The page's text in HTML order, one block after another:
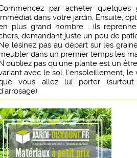
par acheter
dans votre jardin. Ensuite,
plus grand nombre : ils
demandant juste un peu de
lésinez pas au départ sur les
dans un premier temps les
pas qu'une plante est un
avec le sol, l'ensoleillement, le
vous allez lui porter